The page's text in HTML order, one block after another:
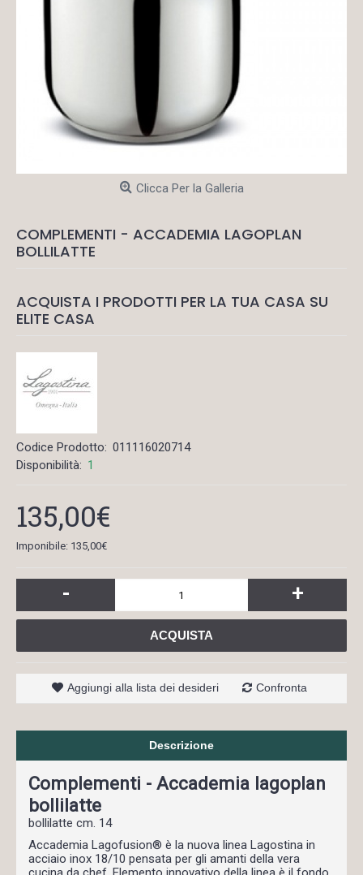
Clicca Per la Galleria
COMPLEMENTI - ACCADEMIA LAGOPLAN
BOLLILATTE
ACQUISTA I PRODOTTI PER LA TUA CASA SU
ELITE CASA
Codice Prodotto: 011116020714
Disponibilità: 1
135,00€
Imponibile: 135,00€
- +
ACQUISTA
Aggiungi alla lista dei desideri Confronta
Descrizione
Complementi - Accademia lagoplan
bollilatte
bollilatte cm. 14
Accademia Lagofusion® è la nuova linea Lagostina in
acciaio inox 18/10 pensata per gli amanti della vera